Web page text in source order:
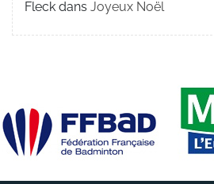
Fleck dans Joyeux Noël